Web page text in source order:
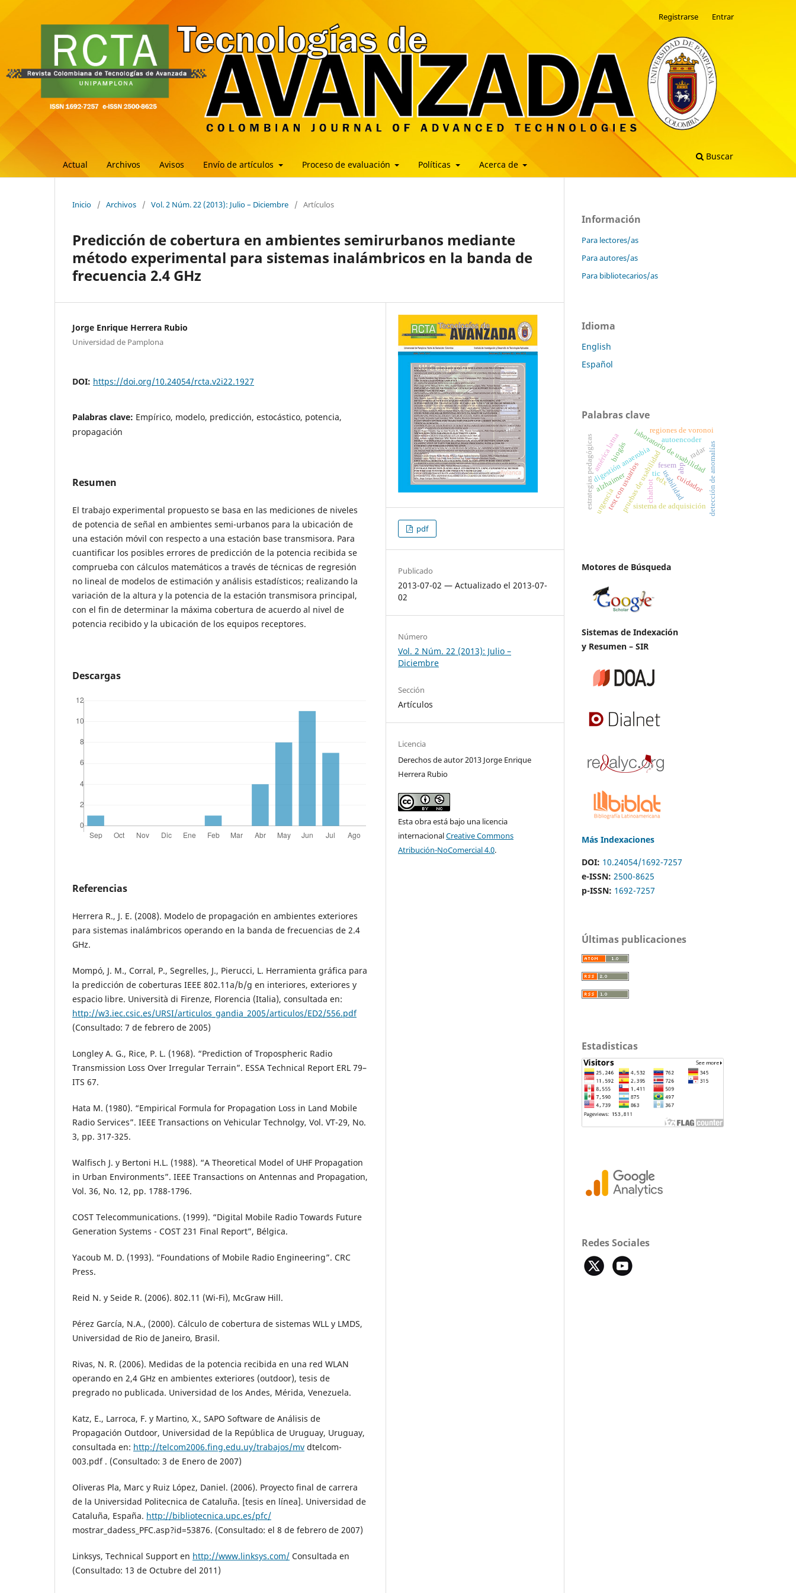
Actual Archivos Avisos Envío de artículos Proceso de evaluación Políticas Acerca de
Buscar
Registrarse Entrar
Inicio / Archivos / Vol. 2 Núm. 22 (2013): Julio – Diciembre / Artículos
Predicción de cobertura en ambientes semirurbanos mediante
método experimental para sistemas inalámbricos en la banda de
frecuencia 2.4 GHz
Jorge Enrique Herrera Rubio
Universidad de Pamplona
DOI: https://doi.org/10.24054/rcta.v2i22.1927
Palabras clave: Empírico, modelo, predicción, estocástico, potencia,
propagación
Resumen
El trabajo experimental propuesto se basa en las mediciones de niveles
de potencia de señal en ambientes semi-urbanos para la ubicación de
una estación móvil con respecto a una estación base transmisora. Para
cuantificar los posibles errores de predicción de la potencia recibida se
comprueba con cálculos matemáticos a través de técnicas de regresión
no lineal de modelos de estimación y análisis estadísticos; realizando la
variación de la altura y la potencia de la estación transmisora principal,
con el fin de determinar la máxima cobertura de acuerdo al nivel de
potencia recibido y la ubicación de los equipos receptores.
Descargas
Referencias
Herrera R., J. E. (2008). Modelo de propagación en ambientes exteriores
para sistemas inalámbricos operando en la banda de frecuencias de 2.4
GHz.
Mompó, J. M., Corral, P., Segrelles, J., Pierucci, L. Herramienta gráfica para
la predicción de coberturas IEEE 802.11a/b/g en interiores, exteriores y
espacio libre. Università di Firenze, Florencia (Italia), consultada en:
http://w3.iec.csic.es/URSI/articulos_gandia_2005/articulos/ED2/556.pdf
(Consultado: 7 de febrero de 2005)
Longley A. G., Rice, P. L. (1968). “Prediction of Tropospheric Radio
Transmission Loss Over Irregular Terrain”. ESSA Technical Report ERL 79–
ITS 67.
Hata M. (1980). “Empirical Formula for Propagation Loss in Land Mobile
Radio Services”. IEEE Transactions on Vehicular Technolgy, Vol. VT-29, No.
3, pp. 317-325.
Walfisch J. y Bertoni H.L. (1988). “A Theoretical Model of UHF Propagation
in Urban Environments”. IEEE Transactions on Antennas and Propagation,
Vol. 36, No. 12, pp. 1788-1796.
COST Telecommunications. (1999). “Digital Mobile Radio Towards Future
Generation Systems - COST 231 Final Report”, Bélgica.
Yacoub M. D. (1993). “Foundations of Mobile Radio Engineering”. CRC
Press.
Reid N. y Seide R. (2006). 802.11 (Wi-Fi), McGraw Hill.
Pérez García, N.A., (2000). Cálculo de cobertura de sistemas WLL y LMDS,
Universidad de Rio de Janeiro, Brasil.
Rivas, N. R. (2006). Medidas de la potencia recibida en una red WLAN
operando en 2,4 GHz en ambientes exteriores (outdoor), tesis de
pregrado no publicada. Universidad de los Andes, Mérida, Venezuela.
Katz, E., Larroca, F. y Martino, X., SAPO Software de Análisis de
Propagación Outdoor, Universidad de la República de Uruguay, Uruguay,
consultada en: http://telcom2006.fing.edu.uy/trabajos/mv dtelcom-
003.pdf . (Consultado: 3 de Enero de 2007)
Oliveras Pla, Marc y Ruiz López, Daniel. (2006). Proyecto final de carrera
de la Universidad Politecnica de Cataluña. [tesis en línea]. Universidad de
Cataluña, España. http://bibliotecnica.upc.es/pfc/
mostrar_dadess_PFC.asp?id=53876. (Consultado: el 8 de febrero de 2007)
Linksys, Technical Support en http://www.linksys.com/ Consultada en
(Consultado: 13 de Octubre del 2011)
pdf
Publicado
2013-07-02 — Actualizado el 2013-07-
02
Número
Vol. 2 Núm. 22 (2013): Julio –
Diciembre
Sección
Artículos
Licencia
Derechos de autor 2013 Jorge Enrique
Herrera Rubio
Esta obra está bajo una licencia
internacionalCreative Commons
Atribución-NoComercial 4.0.
Información
Para lectores/as
Para autores/as
Para bibliotecarios/as
Idioma
English
Español
Palabras clave
laboratorio de usabilidad
pruebas de usabilidad
test con usuarios usabilidad
sistema de adquisición
digestión anaerobia
biogás detección de anomalías
autoencoder
regiones de voronoi
abp
estrategias pedagógicas fesem
edx
chatbot
alzhaimer cuidador
urgencia
tic
américa latna radar
Motores de Búsqueda
Sistemas de Indexación
y Resumen – SIR
Más Indexaciones
DOI: 10.24054/1692-7257
e-ISSN: 2500-8625
p-ISSN: 1692-7257
Últimas publicaciones
Estadisticas
Redes Sociales